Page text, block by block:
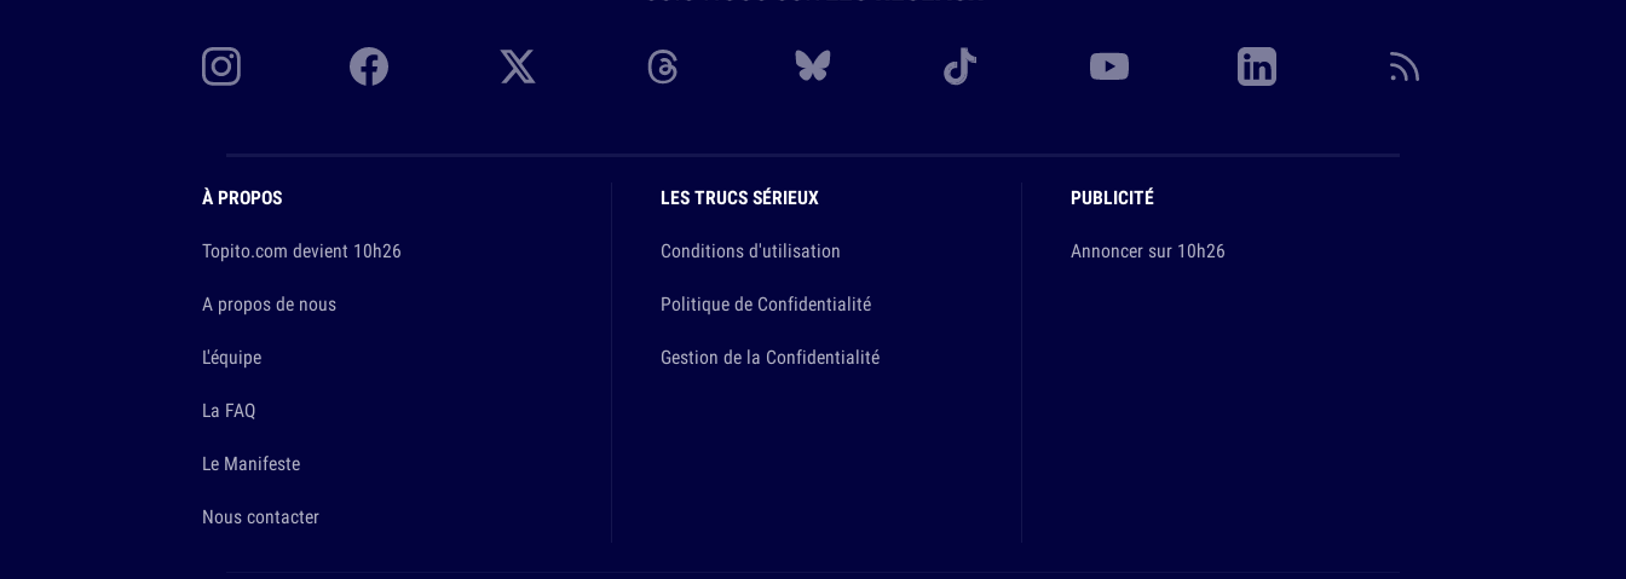
À PROPOS
Topito.com devient 10h26
A propos de nous
L'équipe
La FAQ
Le Manifeste
Nous contacter
LES TRUCS SÉRIEUX
Conditions d'utilisation
Politique de Confidentialité
Gestion de la Confidentialité
PUBLICITÉ
Annoncer sur 10h26